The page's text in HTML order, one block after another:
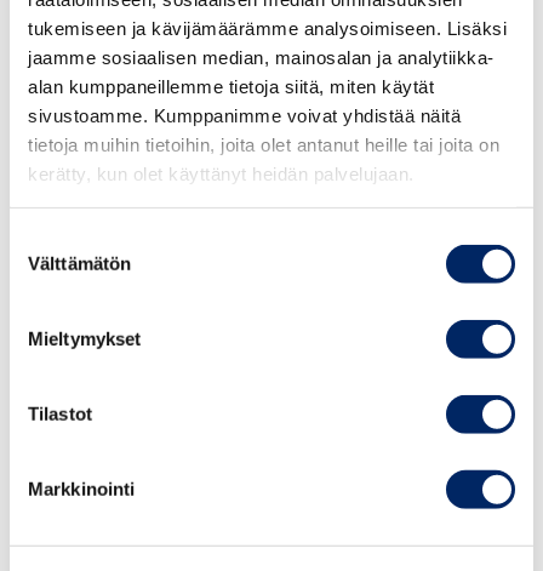
tukemiseen ja kävijämäärämme analysoimiseen. Lisäksi
jaamme sosiaalisen median, mainosalan ja analytiikka-
alan kumppaneillemme tietoja siitä, miten käytät
sivustoamme. Kumppanimme voivat yhdistää näitä
tietoja muihin tietoihin, joita olet antanut heille tai joita on
kerätty, kun olet käyttänyt heidän palvelujaan.
valinta
Välttämätön
Mieltymykset
Tilastot
Markkinointi
Hiilijalanjälki laskettu -merkki
Ilmastoyhteisö
Ihmisoikeussitoumus
Whistleblowing-Ilmoituskanava
ennakkoilmoittautumista. Tietoiskussa on varattu aikaa
osallistujien kysymyksille. Osallistumislinkki toimitetaan